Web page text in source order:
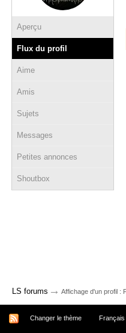
Aperçu
Flux du profil
Aime
Amis
Sujets
Messages
Petites annonces
Shoutbox
LS forums → Affichage d'un profil :
Changer le thème